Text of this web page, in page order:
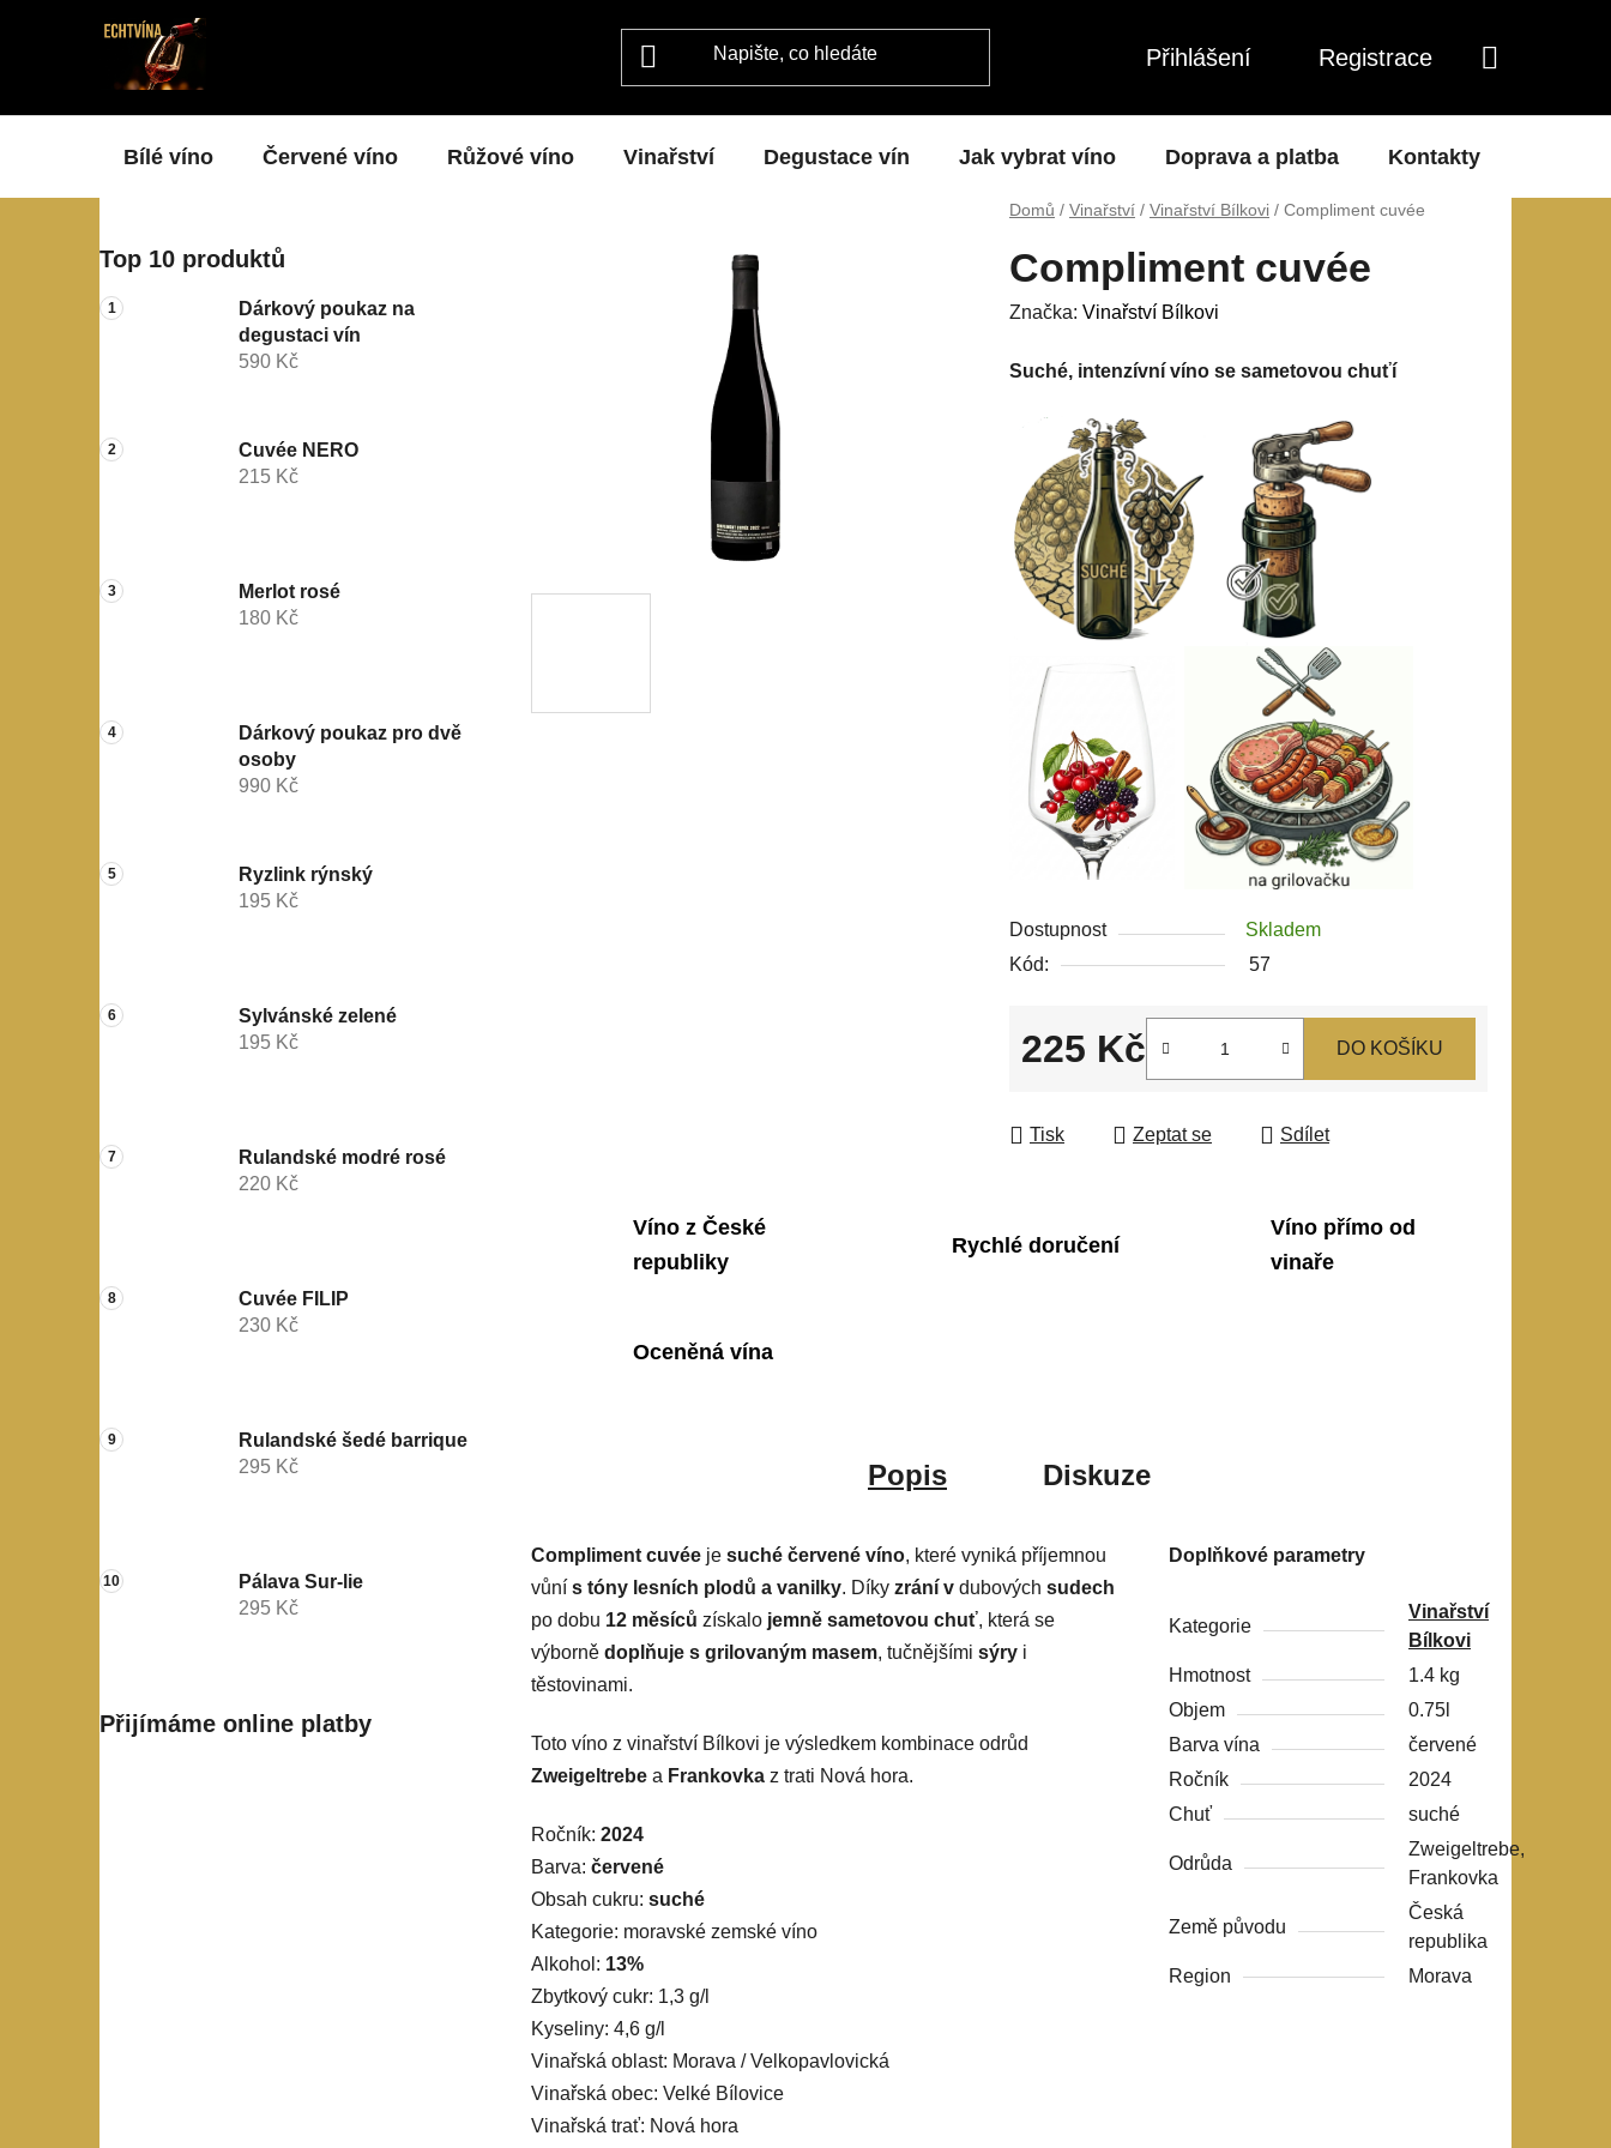
Přihlášení
Registrace
KOŠÍK
Bílé víno Červené víno Růžové víno Vinařství Degustace vín Jak vybrat víno Doprava a platba Kontakty
Domů / Vinařství / Vinařství Bílkovi / Compliment cuvée
o
s
t
n
n
e
Top 10 produktů
Dárkový poukaz na
degustaci vín
590 Kč
Cuvée NERO
215 Kč
Merlot rosé
180 Kč
Dárkový poukaz pro dvě
osoby
990 Kč
Ryzlink rýnský
195 Kč
Sylvánské zelené
195 Kč
Rulandské modré rosé
220 Kč
Cuvée FILIP
230 Kč
Rulandské šedé barrique
295 Kč
Pálava Sur-lie
295 Kč
Přijímáme online platby
Compliment cuvée
Značka: Vinařství Bílkovi
Suché, intenzívní víno se sametovou chuťí
Dostupnost
Skladem
Kód:
57
225 Kč DO KOŠÍKU
Tisk Zeptat se Sdílet
Víno z České
republiky
Rychlé doručení
Víno přímo od
vinaře
Oceněná vína
Popis Diskuze
Compliment cuvée je suché červené víno, které vyniká příjemnou
vůní s tóny lesních plodů a vanilky. Díky zrání v dubových sudech
po dobu 12 měsíců získalo jemně sametovou chuť, která se
výborně doplňuje s grilovaným masem, tučnějšími sýry i
těstovinami.
Toto víno z vinařství Bílkovi je výsledkem kombinace odrůd
Zweigeltrebe a Frankovka z trati Nová hora.
Ročník: 2024
Barva: červené
Obsah cukru: suché
Kategorie: moravské zemské víno
Alkohol: 13%
Zbytkový cukr: 1,3 g/l
Kyseliny: 4,6 g/l
Vinařská oblast: Morava / Velkopavlovická
Vinařská obec: Velké Bílovice
Vinařská trať: Nová hora
Doplňkové parametry
Kategorie
Vinařství
Bílkovi
Hmotnost
1.4 kg
Objem
0.75l
Barva vína
červené
Ročník
2024
Chuť
suché
Odrůda
Zweigeltrebe,
Frankovka
Země původu
Česká
republika
Region
Morava